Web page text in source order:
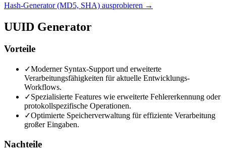
Hash-Generator (MD5, SHA) ausprobieren →
UUID Generator
Vorteile
✓Moderner Syntax-Support und erweiterte
Verarbeitungsfähigkeiten für aktuelle Entwicklungs-
Workflows.
✓Spezialisierte Features wie erweiterte Fehlererkennung oder
protokollspezifische Operationen.
✓Optimierte Speicherverwaltung für effiziente Verarbeitung
großer Eingaben.
Nachteile